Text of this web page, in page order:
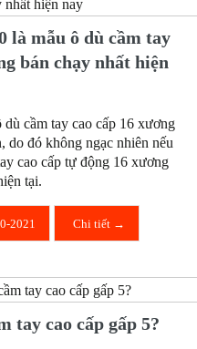
là mẫu ô dù cầm tay
bán chạy nhất hiện
cầm tay cao cấp 16 xương
do đó không ngạc nhiên nếu
cao cấp tự động 16 xương
tại.
2021 Chi tiết →
tay cao cấp gấp 5?